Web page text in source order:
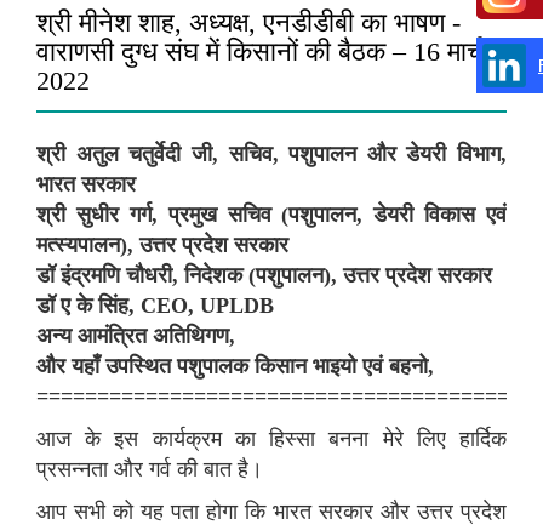
श्री मीनेश शाह, अध्यक्ष, एनडीडीबी का भाषण -
वाराणसी दुग्ध संघ में किसानों की बैठक – 16 मार्च,
2022
श्री अतुल चतुर्वेदी जी, सचिव, पशुपालन और डेयरी विभाग,
भारत सरकार
श्री सुधीर गर्ग, प्रमुख सचिव (पशुपालन, डेयरी विकास एवं
मत्स्यपालन), उत्तर प्रदेश सरकार
डॉ इंद्रमणि चौधरी, निदेशक (पशुपालन), उत्तर प्रदेश सरकार
डॉ ए के सिंह, CEO, UPLDB
अन्य आमंत्रित अतिथिगण,
और यहाँ उपस्थित पशुपालक किसान भाइयो एवं बहनो,
आज के इस कार्यक्रम का हिस्सा बनना मेरे लिए हार्दिक
प्रसन्नता और गर्व की बात है।
आप सभी को यह पता होगा कि भारत सरकार और उत्तर प्रदेश